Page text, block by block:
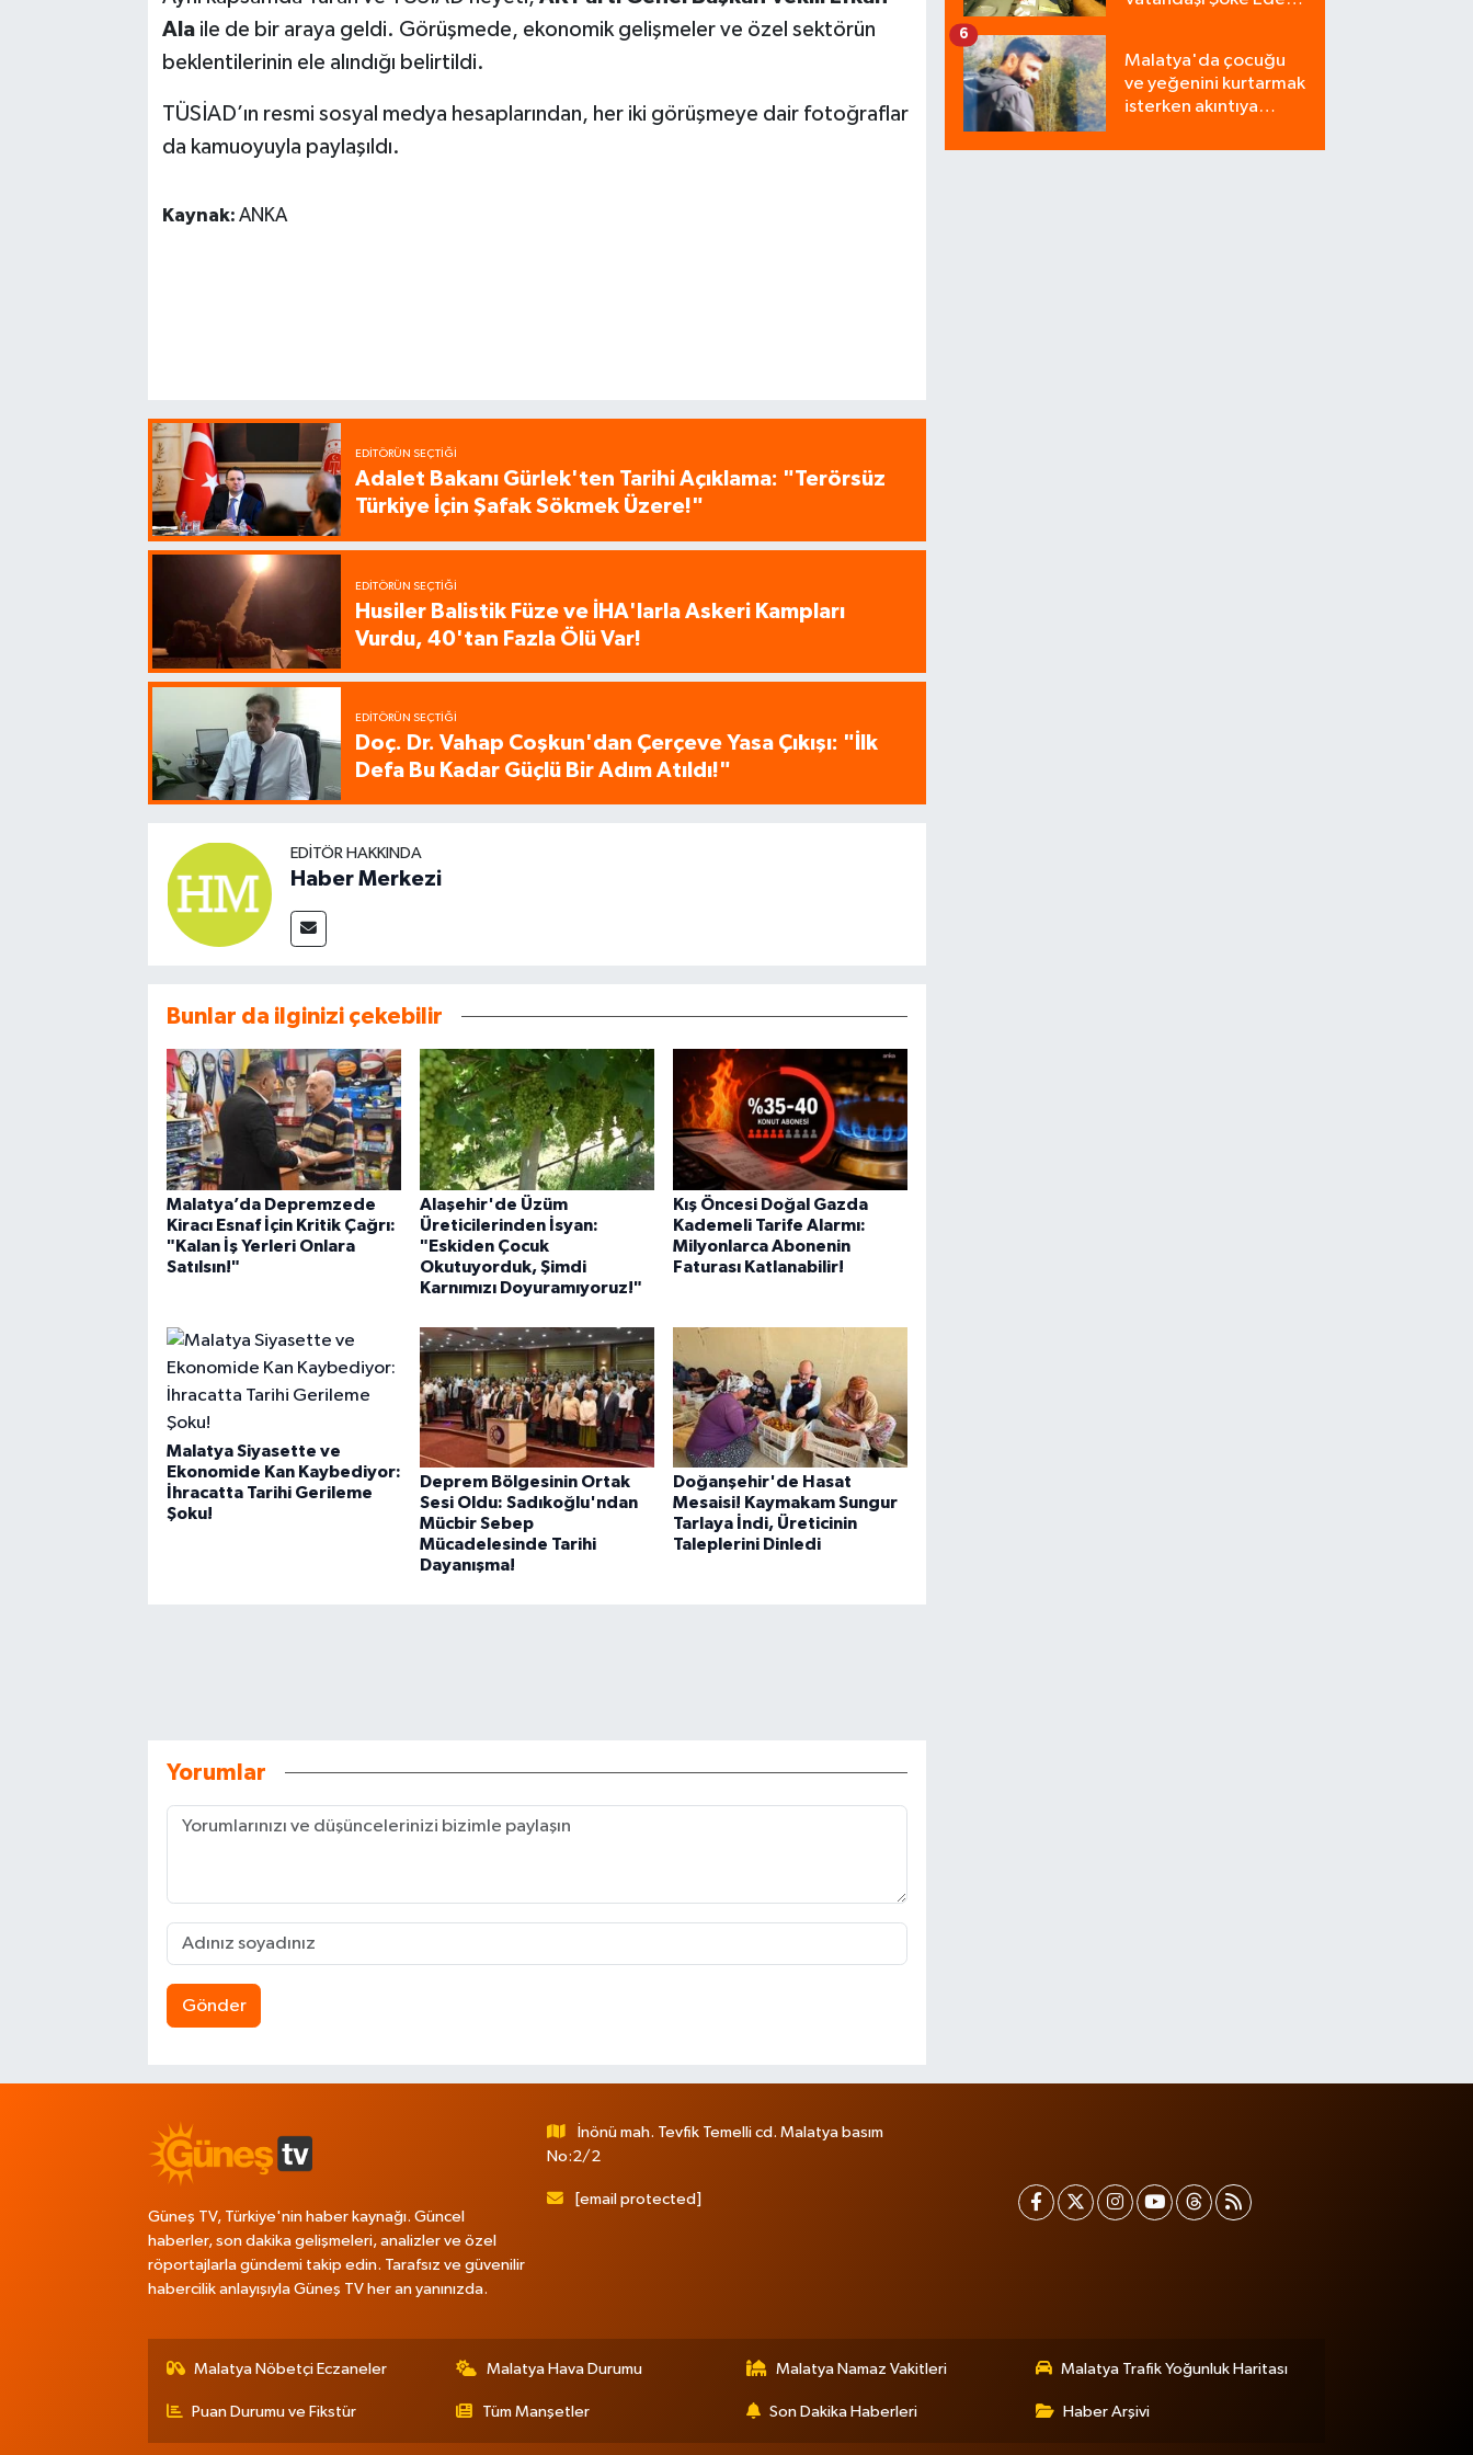
Alaile de bir araya geldi. Görüşmede, ekonomik gelişmeler ve özel sektörün
beklentilerinin ele alındığı belirtildi.
TÜSİAD’ın resmi sosyal medya hesaplarından, her iki görüşmeye dair fotoğraflar
da kamuoyuyla paylaşıldı.
Kaynak: ANKA
EDITÖRÜN SEÇTIĞI
Adalet Bakanı Gürlek'ten Tarihi Açıklama: "Terörsüz
Türkiye İçin Şafak Sökmek Üzere!"
EDITÖRÜN SEÇTIĞI
Husiler Balistik Füze ve İHA'larla Askeri Kampları
Vurdu, 40'tan Fazla Ölü Var!
EDITÖRÜN SEÇTIĞI
Doç. Dr. Vahap Coşkun'dan Çerçeve Yasa Çıkışı: "İlk
Defa Bu Kadar Güçlü Bir Adım Atıldı!"
EDITÖR HAKKINDA
Haber Merkezi
Bunlar da ilginizi çekebilir
Malatya’da Depremzede
Kiracı Esnaf İçin Kritik Çağrı:
"Kalan İş Yerleri Onlara
Satılsın!"
Alaşehir'de Üzüm
Üreticilerinden İsyan:
"Eskiden Çocuk
Okutuyorduk, Şimdi
Karnımızı Doyuramıyoruz!"
Kış Öncesi Doğal Gazda
Kademeli Tarife Alarmı:
Milyonlarca Abonenin
Faturası Katlanabilir!
Malatya Siyasette ve
Ekonomide Kan Kaybediyor:
İhracatta Tarihi Gerileme
Şoku!
Deprem Bölgesinin Ortak
Sesi Oldu: Sadıkoğlu'ndan
Mücbir Sebep
Mücadelesinde Tarihi
Dayanışma!
Doğanşehir'de Hasat
Mesaisi! Kaymakam Sungur
Tarlaya İndi, Üreticinin
Taleplerini Dinledi
Yorumlar
Gönder
Bozdu!
Malatya'da çocuğu
ve yeğenini kurtarmak
isterken akıntıya
yaşamını yitirdi
6
Güneş TV, Türkiye'nin haber kaynağı. Güncel
haberler, son dakika gelişmeleri, analizler ve özel
röportajlarla gündemi takip edin. Tarafsız ve güvenilir
habercilik anlayışıyla Güneş TV her an yanınızda.
İnönü mah. Tevfik Temelli cd. Malatya basım
No:2/2
[email protected]
Malatya Nöbetçi Eczaneler Malatya Hava Durumu Malatya Namaz Vakitleri Malatya Trafik Yoğunluk Haritası
Puan Durumu ve Fikstür Tüm Manşetler Son Dakika Haberleri Haber Arşivi